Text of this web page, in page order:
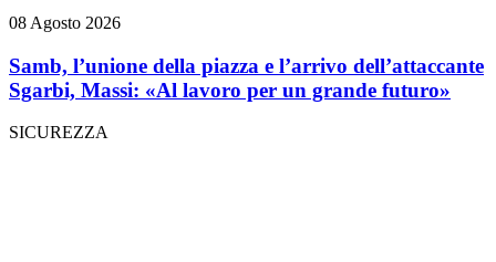
08 Agosto 2026
Samb, l’unione della piazza e l’arrivo dell’attaccante
Sgarbi, Massi: «Al lavoro per un grande futuro»
SICUREZZA